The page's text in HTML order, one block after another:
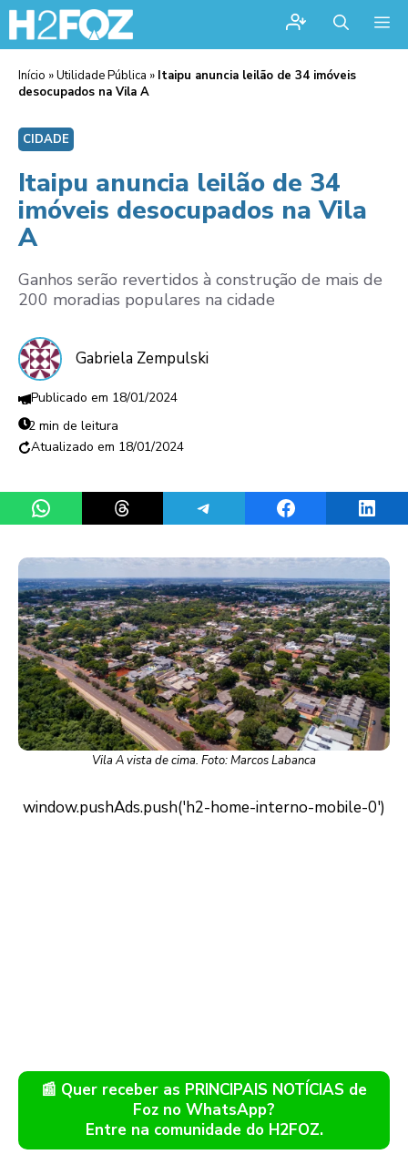
Início »Utilidade Pública » Itaipu anuncia leilão de 34 imóveis
desocupados na Vila A
CIDADE
Itaipu anuncia leilão de 34
imóveis desocupados na Vila
A
Ganhos serão revertidos à construção de mais de
200 moradias populares na cidade
Gabriela Zempulski
18/01/2024
2 min de leitura
18/01/2024
Share on WhatsAppShare on ThreadsShare on TelegramShare on Facebook
Vila A vista de cima. Foto: Marcos Labanca
📰 Quer receber as PRINCIPAIS NOTÍCIAS de
Foz no WhatsApp?
Entre na comunidade do H2FOZ.